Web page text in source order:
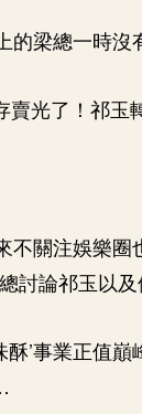
梁總一時沒
賣光了！祁
不關注娛樂
討論祁玉以及
酥’事業正值